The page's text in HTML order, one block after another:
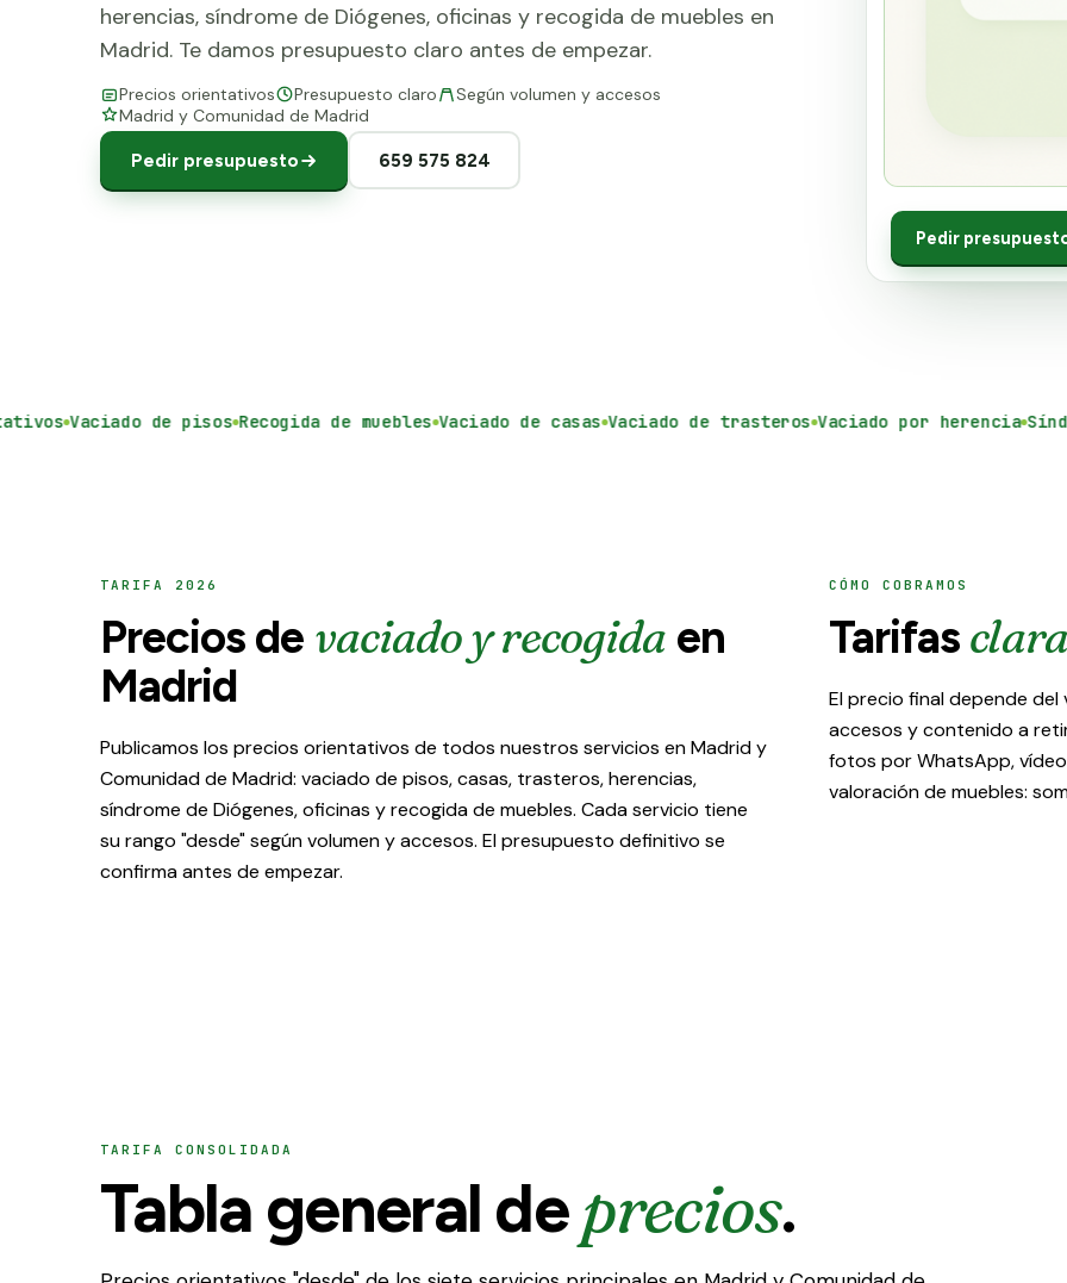
herencias, síndrome de Diógenes, oficinas y recogida de muebles en
Madrid. Te damos presupuesto claro antes de empezar.
Precios orientativos Presupuesto claro
Según volumen y accesos
Madrid y Comunidad de Madrid
Pedir presupuesto 659 575 824
Pedir
Vaciado de pisos Recogida de muebles Vaciado de casas Vaciado de trasteros Vaciado por herencia
TARIFA 2026
Precios de vaciado y recogida en
Madrid
Publicamos los precios orientativos de todos nuestros servicios en Madrid y
Comunidad de Madrid: vaciado de pisos, casas, trasteros, herencias,
síndrome de Diógenes, oficinas y recogida de muebles. Cada servicio tiene
su rango "desde" según volumen y accesos. El presupuesto definitivo se
confirma antes de empezar.
CÓMO COBRAMOS
Tarifas
El precio final depende del
accesos y contenido a
fotos por WhatsApp,
valoración de muebles:
TARIFA CONSOLIDADA
Tabla general deprecios.